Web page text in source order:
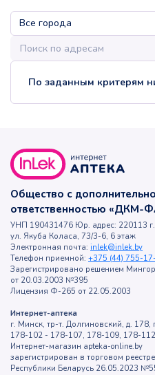
По заданным критерям
Общество с
ответственностью «ДКМ-
УНП 190431476 Юр. адрес: 220113
ул. Якуба Коласа, 73/3-6, 6 этаж
Электронная почта: inlek@inlek.by
Телефон приемной: +375 (44) 755-
Зарегистрировано решением
от 20.03.2003 №395
Лицензия Ф-265 от 22.05.2003
Интернет-аптека
г. Минск, тр-т. Долгиновский, д. 178,
178-102 - 178-107, 178-109, 178-
Интернет-магазин apteka-online.by
зарегистрирован в торговом реестре
Республики Беларусь 26.05.2023